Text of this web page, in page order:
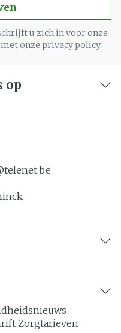
u zich in voor onze
onze privacy policy.
op
telenet.be
Zorgtarieven